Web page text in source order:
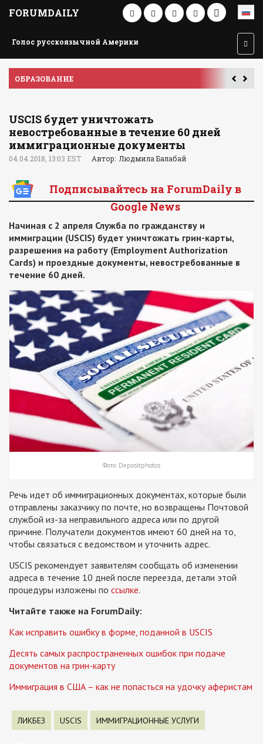
FORUMDAILY
Голос русскоязычной Америки
ПУТЕШЕСТВИЕ ПО АМЕРИКЕ
USCIS будет уничтожать
невостребованные в течение 60 дней
иммиграционные документы
04.04.2018, 13:03 EST Автор: Людмила Балабай
Подписывайтесь на ForumDaily в
Google News
Начиная с 2 апреля Служба по гражданству и
иммиграции (USCIS) будет уничтожать грин-карты,
разрешения на работу (Employment Authorization
Cards) и проездные документы, невостребованные в
течение 60 дней.
Фото: Depositphotos
Речь идет об иммиграционных документах, которые были
отправлены заказчику по почте, но возвращены Почтовой
службой из-за неправильного адреса или по другой
причине. Получатели документов имеют 60 дней на то,
чтобы связаться с ведомством и уточнить адрес.
USCIS рекомендует заявителям сообщать об изменении
адреса в течение 10 дней после переезда, детали этой
процедуры изложены по ссылке.
Читайте также на ForumDaily:
Как исправить ошибку в форме, поданной в USCIS
Десять самых распространенных ошибок при подаче
документов на грин-карту
Иммиграция в США – как не попасться на удочку аферистам
ЛИКБЕЗ USCIS ИММИГРАЦИОННЫЕ УСЛУГИ